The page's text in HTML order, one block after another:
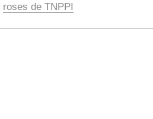
roses de TNPPI